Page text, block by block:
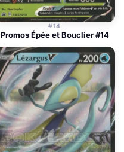
#14
Promos Épée et Bouclier #14